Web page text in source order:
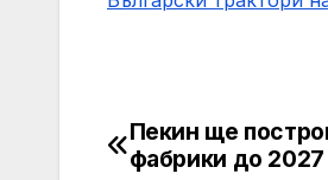
Post
Пекин ще
фабрики до 2027